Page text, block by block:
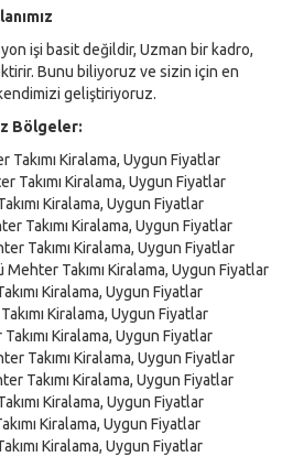
işi basit değildir, Uzman bir kadro,
Bunu biliyoruz ve sizin için en
geliştiriyoruz.
Bölgeler:
Kiralama, Uygun Fiyatlar
Takımı Kiralama, Uygun Fiyatlar
Kiralama, Uygun Fiyatlar
Takımı Kiralama, Uygun Fiyatlar
Takımı Kiralama, Uygun Fiyatlar
Takımı Kiralama, Uygun Fiyatlar
Kiralama, Uygun Fiyatlar
Kiralama, Uygun Fiyatlar
Kiralama, Uygun Fiyatlar
Takımı Kiralama, Uygun Fiyatlar
Takımı Kiralama, Uygun Fiyatlar
Kiralama, Uygun Fiyatlar
Kiralama, Uygun Fiyatlar
Kiralama, Uygun Fiyatlar